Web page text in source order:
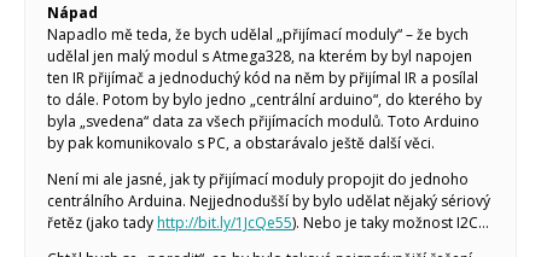
Nápad
Napadlo mě teda, že bych udělal „přijímací moduly“ – že bych
udělal jen malý modul s Atmega328, na kterém by byl napojen
ten IR přijímač a jednoduchý kód na něm by přijímal IR a posílal
to dále. Potom by bylo jedno „centrální arduino“, do kterého by
byla „svedena“ data za všech přijímacích modulů. Toto Arduino
by pak komunikovalo s PC, a obstarávalo ještě další věci.
Není mi ale jasné, jak ty přijímací moduly propojit do jednoho
centrálního Arduina. Nejjednodušší by bylo udělat nějaký sériový
řetěz (jako tadyhttp://bit.ly/1JcQe55). Nebo je taky možnost I2C…